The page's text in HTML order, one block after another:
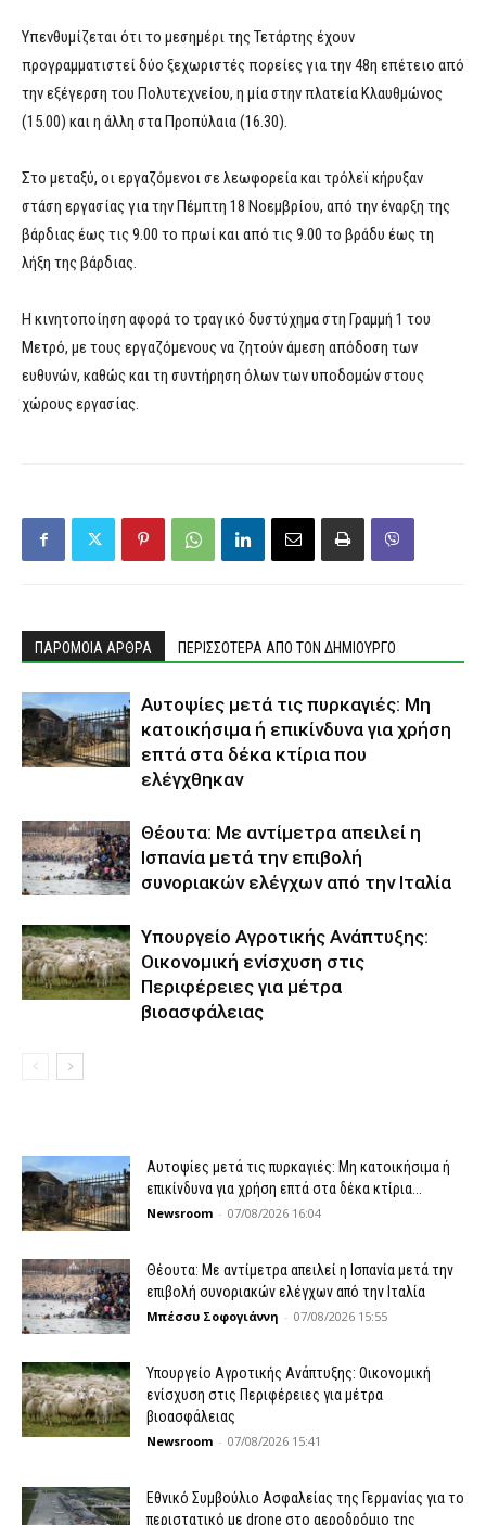
Υπενθυμίζεται ότι το μεσημέρι της Τετάρτης έχουν
προγραμματιστεί δύο ξεχωριστές πορείες για την 48η επέτειο από
την εξέγερση του Πολυτεχνείου, η μία στην πλατεία Κλαυθμώνος
(15.00) και η άλλη στα Προπύλαια (16.30).
Στο μεταξύ, οι εργαζόμενοι σε λεωφορεία και τρόλεϊ κήρυξαν
στάση εργασίας για την Πέμπτη 18 Νοεμβρίου, από την έναρξη της
βάρδιας έως τις 9.00 το πρωί και από τις 9.00 το βράδυ έως τη
λήξη της βάρδιας.
Η κινητοποίηση αφορά το τραγικό δυστύχημα στη Γραμμή 1 του
Μετρό, με τους εργαζόμενους να ζητούν άμεση απόδοση των
ευθυνών, καθώς και τη συντήρηση όλων των υποδομών στους
χώρους εργασίας.
ΠΑΡΟΜΟΙΑ ΑΡΘΡΑ ΠΕΡΙΣΣΟΤΕΡΑ ΑΠΟ ΤΟΝ ΔΗΜΙΟΥΡΓΟ
Αυτοψίες μετά τις πυρκαγιές: Μη
κατοικήσιμα ή επικίνδυνα για χρήση
επτά στα δέκα κτίρια που
ελέγχθηκαν
Θέουτα: Με αντίμετρα απειλεί η
Ισπανία μετά την επιβολή
συνοριακών ελέγχων από την Ιταλία
Υπουργείο Αγροτικής Ανάπτυξης:
Οικονομική ενίσχυση στις
Περιφέρειες για μέτρα
βιοασφάλειας
Αυτοψίες μετά τις πυρκαγιές: Μη κατοικήσιμα ή
επικίνδυνα για χρήση επτά στα δέκα κτίρια...
Newsroom - 07/08/2026 16:04
Θέουτα: Με αντίμετρα απειλεί η Ισπανία μετά την
επιβολή συνοριακών ελέγχων από την Ιταλία
Μπέσσυ Σοφογιάννη - 07/08/2026 15:55
Υπουργείο Αγροτικής Ανάπτυξης: Οικονομική
ενίσχυση στις Περιφέρειες για μέτρα
βιοασφάλειας
Newsroom - 07/08/2026 15:41
Εθνικό Συμβούλιο Ασφαλείας της Γερμανίας για το
περιστατικό με drone στο αεροδρόμιο της